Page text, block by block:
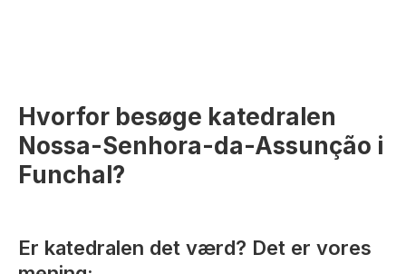
Hvorfor besøge katedralen
Nossa-Senhora-da-Assunção i
Funchal?
Er katedralen det værd? Det er vores